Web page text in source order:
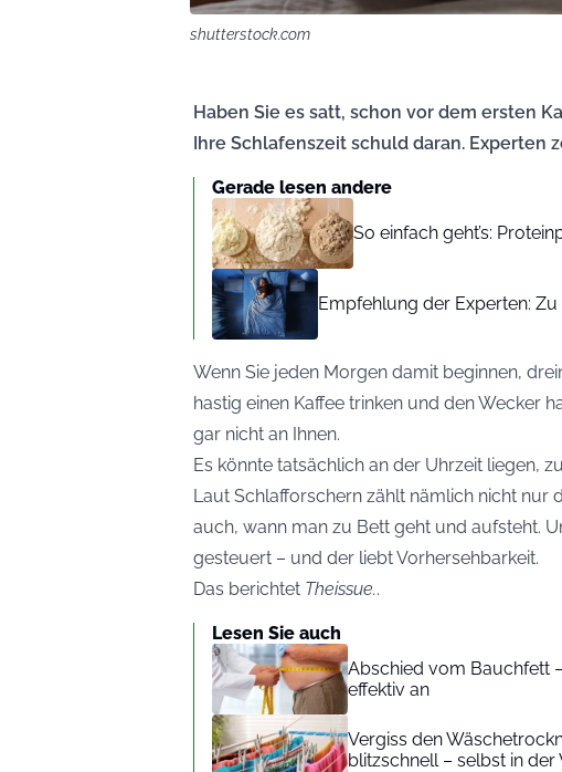
shutterstock.com
Haben Sie es satt, schon vor dem ersten
Ihre Schlafenszeit schuld daran. Experten
Gerade lesen andere
So einfach geht’s:
Empfehlung der Experten:
Wenn Sie jeden Morgen damit beginnen,
hastig einen Kaffee trinken und den Wecker
gar nicht an Ihnen.
Es könnte tatsächlich an der Uhrzeit liegen,
Laut Schlafforschern zählt nämlich nicht nur
auch, wann man zu Bett geht und aufsteht.
gesteuert – und der liebt Vorhersehbarkeit.
Das berichtet Theissue..
Lesen Sie auch
Abschied vom Bauchfett
effektiv an
Vergiss den
blitzschnell – selbst in der